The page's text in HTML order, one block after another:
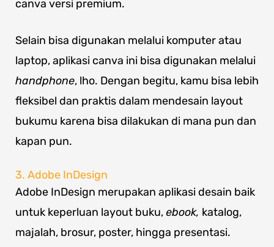
canva versi premium.
Selain bisa digunakan melalui komputer atau
laptop, aplikasi canva ini bisa digunakan melalui
handphone, lho. Dengan begitu, kamu bisa lebih
fleksibel dan praktis dalam mendesain layout
bukumu karena bisa dilakukan di mana pun dan
kapan pun.
3. Adobe InDesign
Adobe InDesign merupakan aplikasi desain baik
untuk keperluan layout buku,ebook, katalog,
majalah, brosur, poster, hingga presentasi.